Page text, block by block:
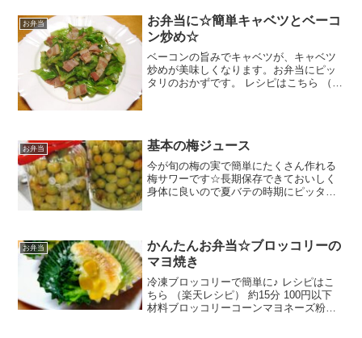
お弁当
お弁当に☆簡単キャベツとベーコ
ン炒め☆
ベーコンの旨みでキャベツが、キャベツ
炒めが美味しくなります。お弁当にピッ
タリのおかずです。 レシピはこちら （楽
お弁当 基本の梅ジュース
今が旬の梅の実で簡単にたくさん作れる
梅サワーです☆長期保存できておいしく
身体に良いので夏バテの時期にピッタリ
お弁当
かんたんお弁当☆ブロッコリーの
マヨ焼き
冷凍ブロッコリーで簡単に♪ レシピはこ
ちら （楽天レシピ） 約15分 100円以下
材料ブロッコリーコーンマヨネーズ粉チ